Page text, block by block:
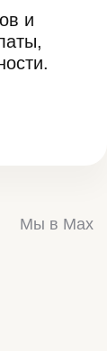
и
Мы в Max